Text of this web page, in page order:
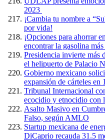
2023
¡Cambia tu nombre a
por vida!
¡Opciones para ahorrar
encontrar la gasolina
Presidencia invierte más
el helipuerto de Palacio
Gobierno mexicano
expansión de cárteles en
Tribunal Internacional
ecocidio y etnocidio con
Asalto Masivo en
Falso, según AMLO
Startup mexicana de
DiCaprio recauda 31.5